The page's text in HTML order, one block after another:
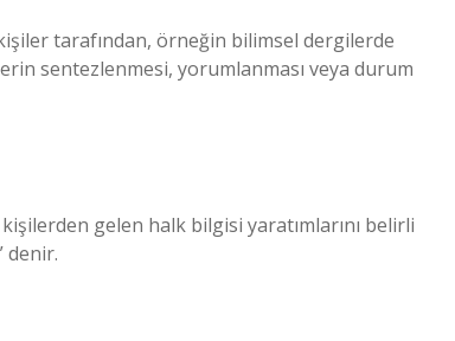
tarafından, örneğin bilimsel dergilerde
sentezlenmesi, yorumlanması veya durum
gelen halk bilgisi yaratımlarını belirli
denir.